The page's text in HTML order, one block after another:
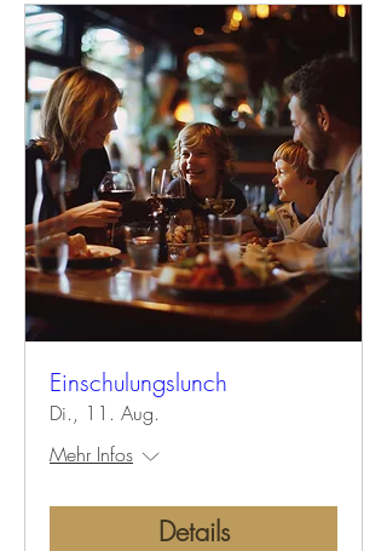
Einschulungslunch
Di., 11. Aug.
Mehr Infos
Details